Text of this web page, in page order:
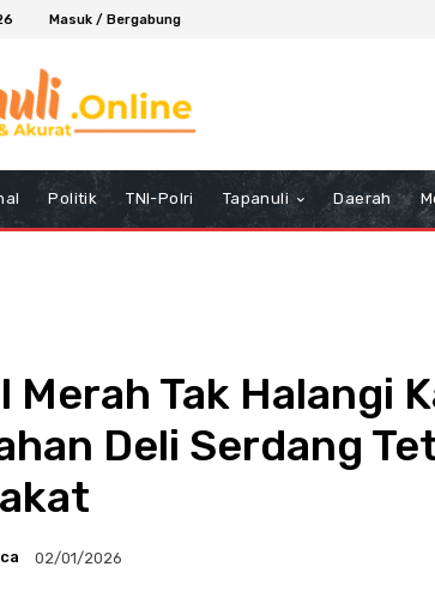
Masuk / Bergabung
Politik TNI-Polri Tapanuli Daerah
Merah Tak Halangi
Deli Serdang
02/01/2026